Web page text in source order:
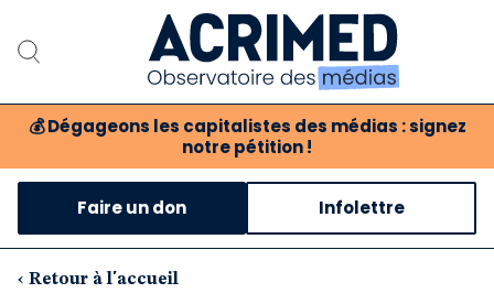
💰 Dégageons les capitalistes des médias : signez
notre pétition !
Notre association
Notre critique des médias
Faire un don Infolettre
‹ Retour à l'accueil